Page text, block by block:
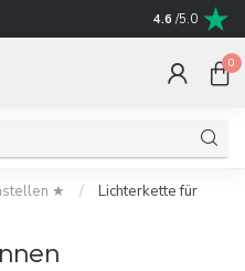
schnelle
4.6 /5.0
0
★ /
Lichterkette für